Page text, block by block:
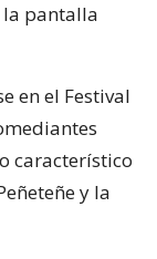
la pantalla
en el Festival
característico
y la